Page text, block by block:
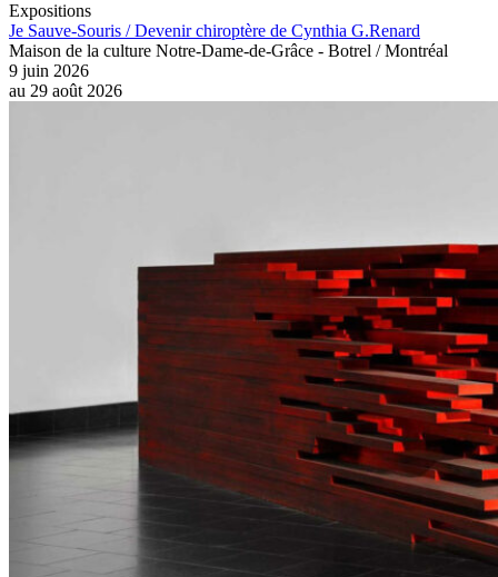
Expositions
Je Sauve-Souris / Devenir chiroptère de Cynthia G.Renard
Maison de la culture Notre-Dame-de-Grâce - Botrel / Montréal
9 juin 2026
au 29 août 2026